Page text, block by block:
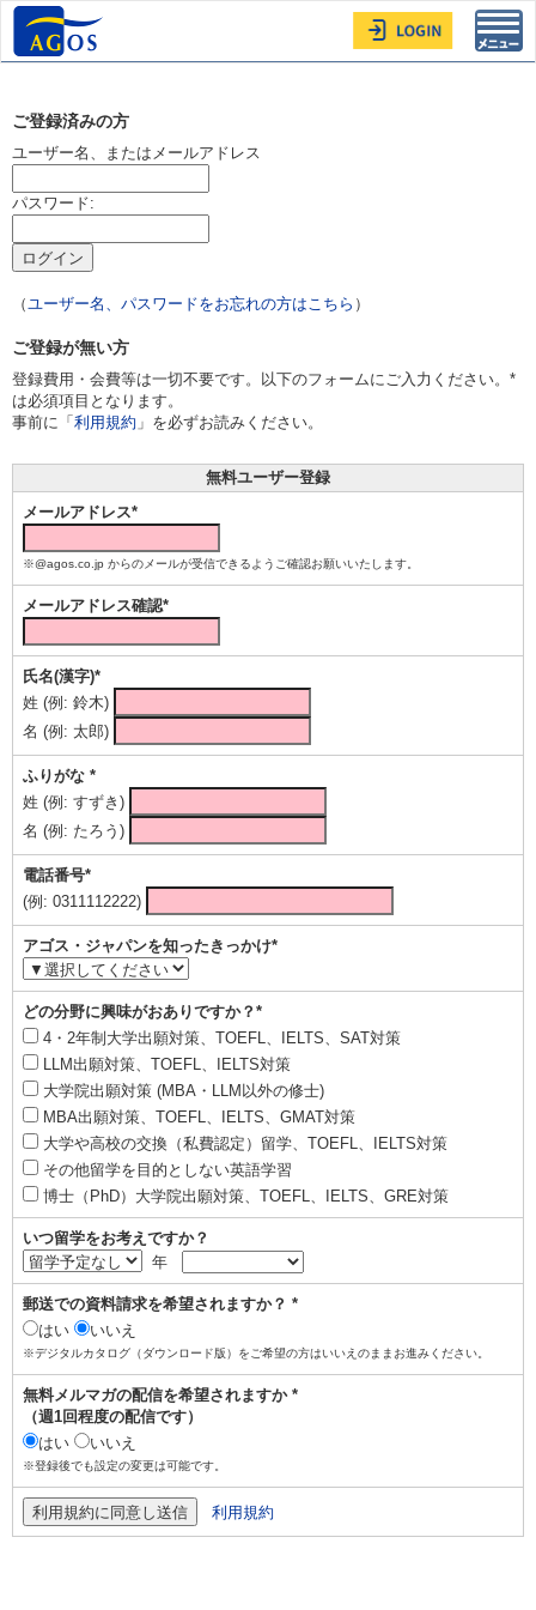
ご登録済みの方
ユーザー名、またはメールアドレス
パスワード:
（ユーザー名、パスワードをお忘れの方はこちら ）
ご登録が無い方
登録費用・会費等は一切不要です。以下のフォームにご入力ください。*
は必須項目となります。
事前に「 利用規約 」を必ずお読みください。
無料ユーザー登録
メールアドレス*
※@agos.co.jp からのメールが受信できるようご確認お願いいたします。
メールアドレス確認*
氏名(漢字)*
姓 (例: 鈴木)
名 (例: 太郎)
ふりがな *
姓 (例: すずき)
名 (例: たろう)
電話番号*
(例: 0311112222)
アゴス・ジャパンを知ったきっかけ*
どの分野に興味がおありですか？*
4・2年制大学出願対策、TOEFL、IELTS、SAT対策
LLM出願対策、TOEFL、IELTS対策
大学院出願対策 (MBA・LLM以外の修士)
MBA出願対策、TOEFL、IELTS、GMAT対策
大学や高校の交換（私費認定）留学、TOEFL、IELTS対策
その他留学を目的としない英語学習
博士（PhD）大学院出願対策、TOEFL、IELTS、GRE対策
いつ留学をお考えですか？
年
郵送での資料請求を希望されますか？ *
はい
いいえ
※デジタルカタログ（ダウンロード版）をご希望の方はいいえのままお進みください。
無料メルマガの配信を希望されますか *
（週1回程度の配信です）
はい
いいえ
※登録後でも設定の変更は可能です。
利用規約